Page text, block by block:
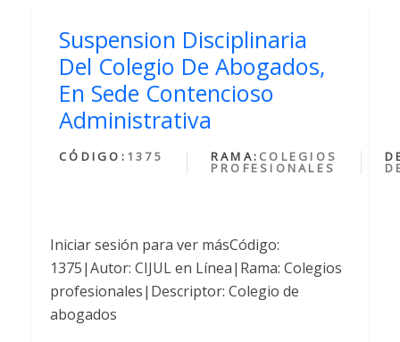
Suspension Disciplinaria
Del Colegio De Abogados,
En Sede Contencioso
Administrativa
CÓDIGO: 1375 RAMA: COLEGIOS
PROFESIONALES
Iniciar sesión para ver másCódigo:
1375|Autor: CIJUL en Línea|Rama: Colegios
profesionales|Descriptor: Colegio de
abogados